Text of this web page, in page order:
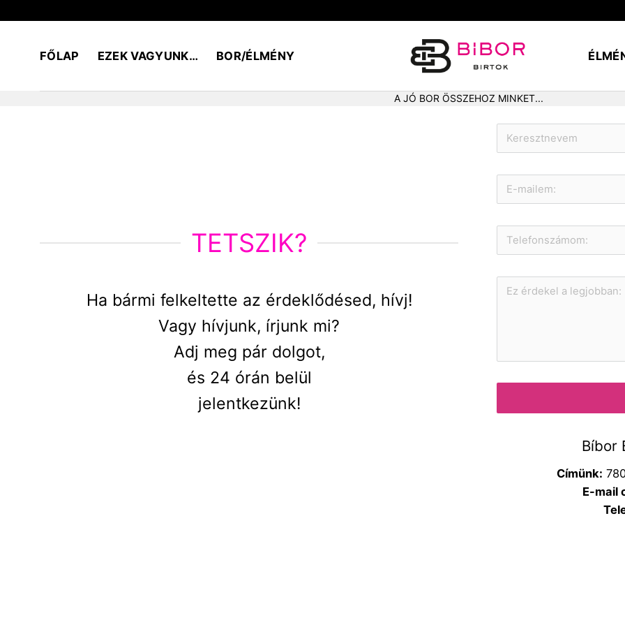
FŐLAP
EZEK VAGYUNK… BOR/ÉLMÉNY
A JÓ BOR ÖSSZEHOZ MINKET...
TETSZIK?
Ha bármi felkeltette az érdeklődésed, hívj!
Vagy hívjunk, írjunk mi?
Adj meg pár dolgot,
és 24 órán belül
jelentkezünk!
Bíbor
Címünk:
E-mail